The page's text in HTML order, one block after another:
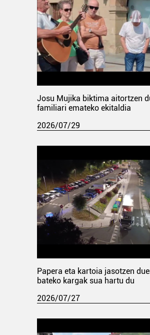
Josu Mujika biktima aitortzen
familiari emateko ekitaldia
2026/07/29
Papera eta kartoia jasotzen
bateko kargak sua hartu du
2026/07/27